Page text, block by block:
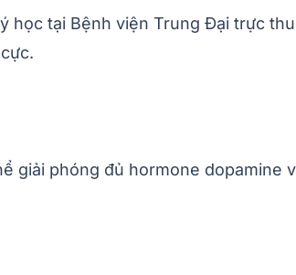
học tại Bệnh viện Trung Đại trực
giải phóng đủ hormone dopamine